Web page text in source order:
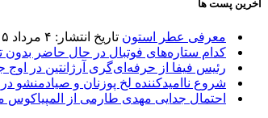
آخرین پست ها
معرفی عطر استون تاریخ انتشار: ۴ مرداد ۱۴۰۵
کدام ستاره‌های فوتبال در حال حاضر بدون
رئیس فیفا از حرفه‌ای‌گری آرژانتین در اوج
شروع ناامیدکننده لخ پوزنان و صیادمنشو
احتمال جدایی مهدی طارمی از